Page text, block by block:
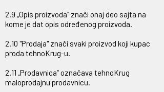
2.9 „Opis proizvoda“ znači onaj deo sajta na
kome je dat opis određenog proizvoda.
2.10 "Prodaja" znači svaki proizvod koji kupac
proda tehnoKrug-u.
2.11 „Prodavnica“ označava tehnoKrug
maloprodajnu prodavnicu.